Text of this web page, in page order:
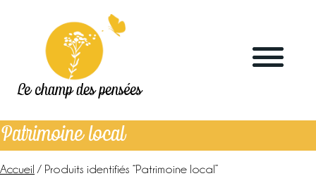
Le champ des pensées
Patrimoine local
Accueil / Produits identifiés “Patrimoine local”